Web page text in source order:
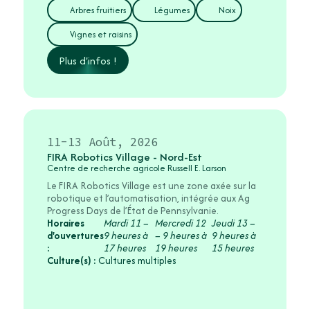
Arbres fruitiers Légumes
Noix
Vignes et raisins
Plus d'infos !
11-13 Août, 2026
FIRA Robotics Village - Nord-Est
Centre de recherche agricole Russell E. Larson
Le FIRA Robotics Village est une zone axée sur la
robotique et l’automatisation, intégrée aux Ag
Progress Days de l’État de Pennsylvanie.
Horaires
d'ouvertures
:
Mardi 11 –
9 heures à
17 heures
Mercredi 12
– 9 heures à
19 heures
Jeudi 13 –
9 heures à
15 heures
Culture(s) : Cultures multiples